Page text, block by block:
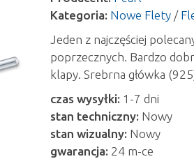
Kategoria: Nowe Flety /
Jeden z najczęściej
poprzecznych. Bardzo
klapy. Srebrna główka
czas wysyłki: 1-7 dni
stan techniczny: Nowy
stan wizualny: Nowy
gwarancja: 24 m-ce